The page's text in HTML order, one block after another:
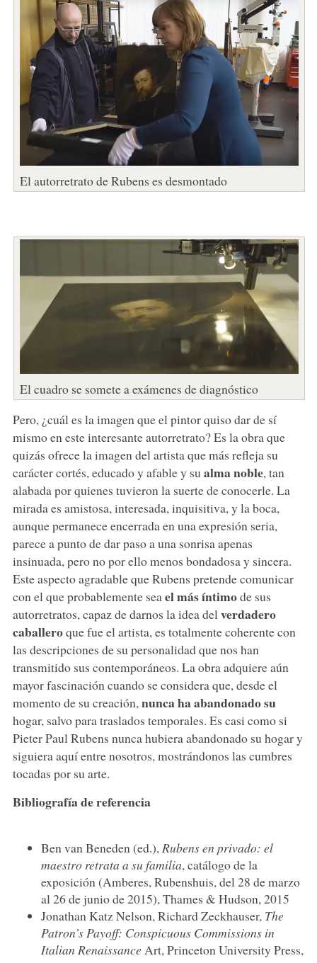
El autorretrato de Rubens es desmontado
El cuadro se somete a exámenes de diagnóstico
Pero, ¿cuál es la imagen que el pintor quiso dar de sí
mismo en este interesante autorretrato? Es la obra que
quizás ofrece la imagen del artista que más refleja su
carácter cortés, educado y afable y su alma noble, tan
alabada por quienes tuvieron la suerte de conocerle. La
mirada es amistosa, interesada, inquisitiva, y la boca,
aunque permanece encerrada en una expresión seria,
parece a punto de dar paso a una sonrisa apenas
insinuada, pero no por ello menos bondadosa y sincera.
Este aspecto agradable que Rubens pretende comunicar
con el que probablemente sea el más íntimode sus
autorretratos, capaz de darnos la idea del verdadero
caballeroque fue el artista, es totalmente coherente con
las descripciones de su personalidad que nos han
transmitido sus contemporáneos. La obra adquiere aún
mayor fascinación cuando se considera que, desde el
momento de su creación, nunca ha abandonado su
hogar, salvo para traslados temporales. Es casi como si
Pieter Paul Rubens nunca hubiera abandonado su hogar y
siguiera aquí entre nosotros, mostrándonos las cumbres
tocadas por su arte.
Bibliografía de referencia
Ben van Beneden (ed.), Rubens en privado: el
maestro retrata a su familia, catálogo de la
exposición (Amberes, Rubenshuis, del 28 de marzo
al 26 de junio de 2015), Thames & Hudson, 2015
Jonathan Katz Nelson, Richard Zeckhauser, The
Patron’s Payoff: Conspicuous Commissions in
Italian RenaissanceArt, Princeton University Press,